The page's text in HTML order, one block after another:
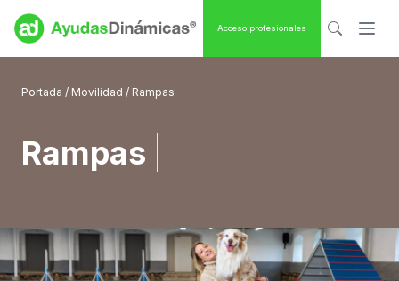
Acceso profesionales
Portada / Movilidad / Rampas
Rampas